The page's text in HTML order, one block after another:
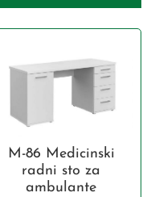
M-86 Medicinski
radni sto za
ambulante